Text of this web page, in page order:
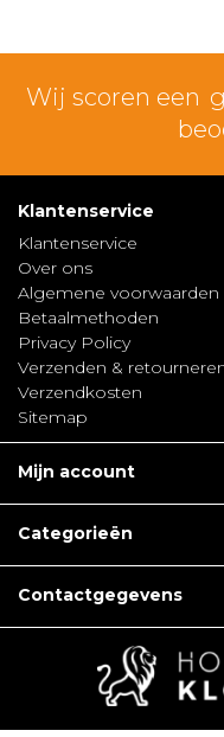
Wij scoren een
Klantenservice
Klantenservice
Over ons
Algemene voorwaarden
Betaalmethoden
Privacy Policy
Verzenden &
Verzendkosten
Sitemap
Mijn account
Categorieën
Contactgegevens